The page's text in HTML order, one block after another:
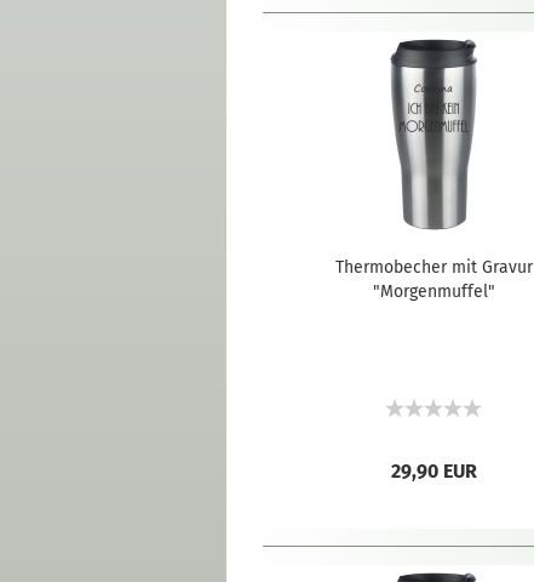
Thermobecher mit Gravur
"Morgenmuffel"
29,90 EUR